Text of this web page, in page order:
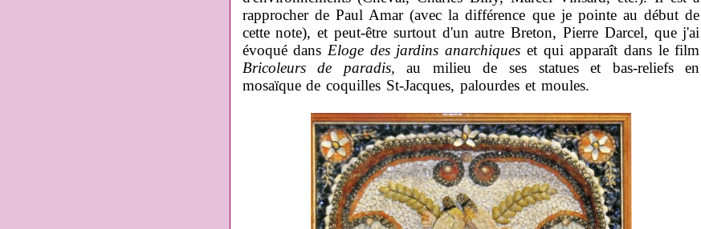
rapprocher de Paul Amar (avec la différence que je pointe au début de
cette note), et peut-être surtout d'un autre Breton, Pierre Darcel, que j'ai
évoqué dans Eloge des jardins anarchiques et qui apparaît dans le film
Bricoleurs de paradis,au milieu de ses statues et bas-reliefs en
mosaïque de coquilles St-Jacques, palourdes et moules.